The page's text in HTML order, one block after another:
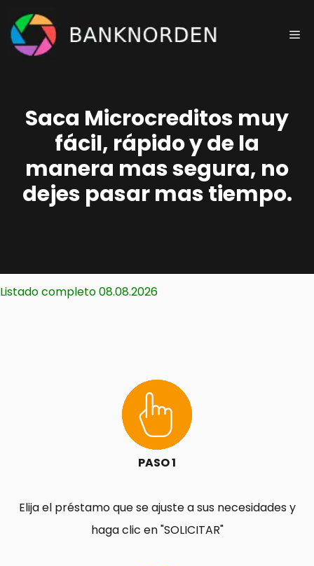
Saltar
contenido
Saca Microcreditos muy
fácil, rápido y de la
manera mas segura, no
dejes pasar mas tiempo.
Listado completo 08.08.2026
PASO 1
Elija el préstamo que se ajuste a sus necesidades y
haga clic en "SOLICITAR"